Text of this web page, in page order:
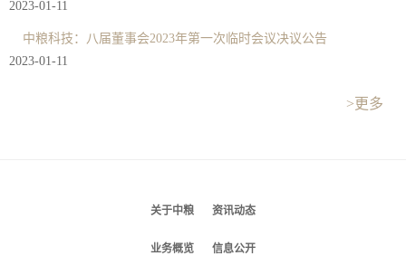
2023-01-11
中粮科技：八届董事会2023年第一次临时会议决议公告
2023-01-11
>更多
关于中粮 资讯动态
业务概览 信息公开